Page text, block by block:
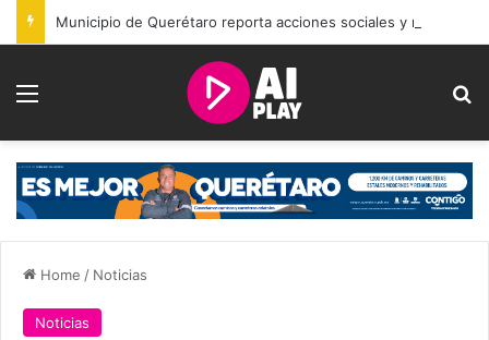
Menu
Home / Noticias
Noticias